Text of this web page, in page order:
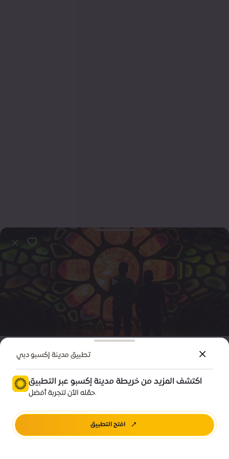
خاصة
اليوم الدولي للمتاحف 2026
السعر • ابتداءً من 0 درهم
تطبيق مدينة إكسبو دبي
اكتشف المزيد من خريطة مدينة إكسبو عبر التطبيق
حمّله الآن لتجربة أفضل.
افتح التطبيق